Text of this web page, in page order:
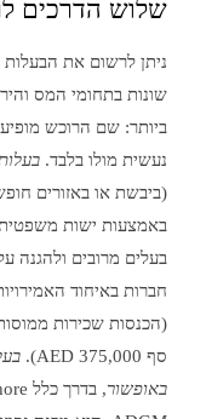
שלוש הדרכים
ניתן לרשום את
שונות בתחומי המס
ביותר: שם הרוכש
נעשית מולו בלבד.
באמצעות ישות משפטית,
בעלים מרובים ולהגנה
חברות באיחוד
סף 375,000 AED).
באופשור